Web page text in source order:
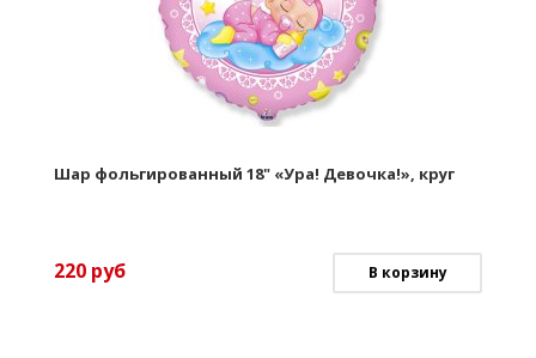
Шар фольгированный 18" «Ура! Девочка!», круг
220 руб В корзину